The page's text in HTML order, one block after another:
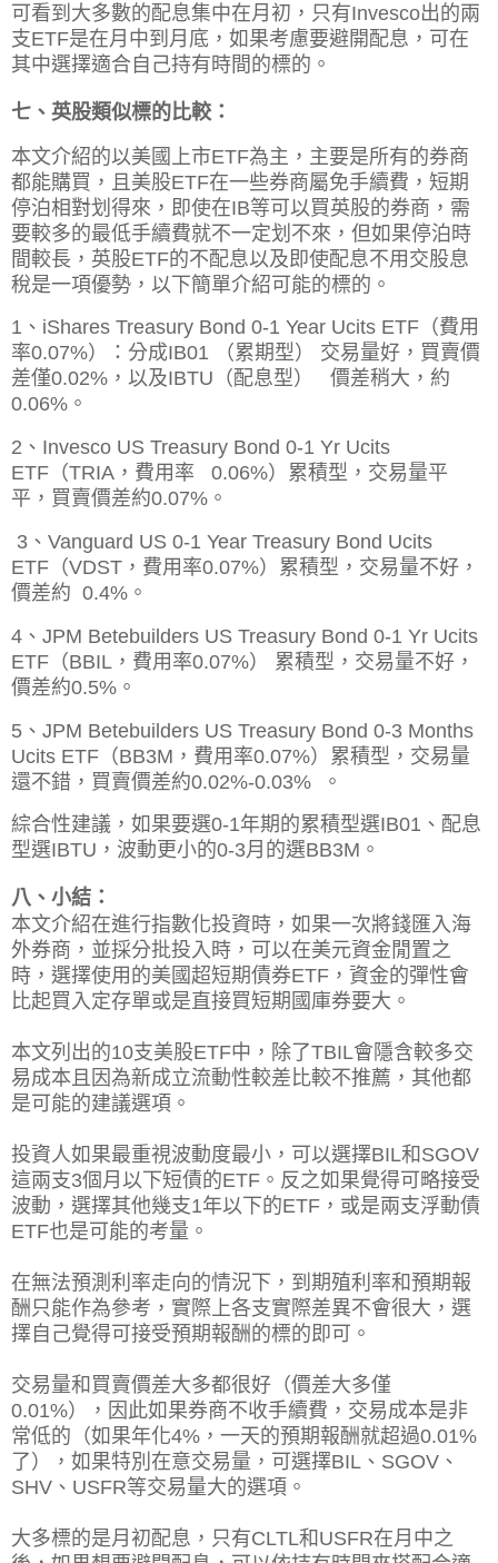
可看到大多數的配息集中在月初，只有Invesco出的兩
支ETF是在月中到月底，如果考慮要避開配息，可在
其中選擇適合自己持有時間的標的。
七、英股類似標的比較：
本文介紹的以美國上市ETF為主，主要是所有的券商
都能購買，且美股ETF在一些券商屬免手續費，短期
停泊相對划得來，即使在IB等可以買英股的券商，需
要較多的最低手續費就不一定划不來，但如果停泊時
間較長，英股ETF的不配息以及即使配息不用交股息
稅是一項優勢，以下簡單介紹可能的標的。
1、iShares Treasury Bond 0-1 Year Ucits ETF（費用
率0.07%）：分成IB01 （累期型） 交易量好，買賣價
差僅0.02%，以及IBTU （配息型） 價差稍大，約
0.06%。
2、Invesco US Treasury Bond 0-1 Yr Ucits
ETF（TRIA，費用率 0.06%） 累積型，交易量平
平，買賣價差約0.07%。
3、Vanguard US 0-1 Year Treasury Bond Ucits
ETF（VDST，費用率0.07%） 累積型，交易量不好，
價差約 0.4%。
4、JPM Betebuilders US Treasury Bond 0-1 Yr Ucits
ETF（BBIL，費用率0.07%） 累積型， 交易量不好，
價差約0.5%。
5、 JPM Betebuilders US Treasury Bond 0-3 Months
Ucits ETF （BB3M，費用率0.07%） 累積型， 交易量
還不錯，買賣價差約0.02%-0.03% 。
綜合性建議，如果要選0-1年期的累積型選IB01、配息
型選IBTU，波動更小的0-3月的選BB3M。
八、小結：
本文介紹在進行指數化投資時，如果一次將錢匯入海
外券商，並採分批投入時，可以在美元資金閒置之
時，選擇使用的美國超短期債券ETF，資金的彈性會
比起買入定存單或是直接買短期國庫券要大。
本文列出的10支美股ETF中，除了TBIL會隱含較多交
易成本且因為新成立流動性較差比較不推薦，其他都
是可能的建議選項。
投資人如果最重視波動度最小，可以選擇BIL和SGOV
這兩支3個月以下短債的ETF。反之如果覺得可略接受
波動，選擇其他幾支1年以下的ETF，或是兩支浮動債
ETF也是可能的考量。
在無法預測利率走向的情況下，到期殖利率和預期報
酬只能作為參考，實際上各支實際差異不會很大，選
擇自己覺得可接受預期報酬的標的即可。
交易量和買賣價差大多都很好（價差大多僅
0.01%），因此如果券商不收手續費，交易成本是非
常低的（如果年化4%，一天的預期報酬就超過0.01%
了），如果特別在意交易量，可選擇BIL、SGOV、
SHV、USFR等交易量大的選項。
大多標的是月初配息，只有CLTL和USFR在月中之